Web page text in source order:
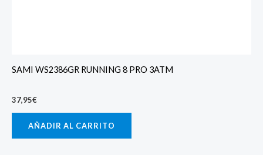
SAMI WS2386GR RUNNING 8 PRO 3ATM
37,95€
AÑADIR AL CARRITO